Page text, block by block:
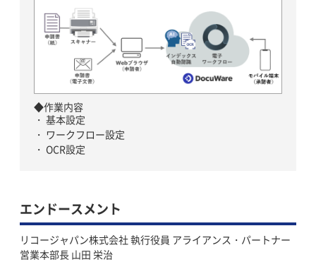
◆作業内容
基本設定
ワークフロー設定
OCR設定
エンドースメント
リコージャパン株式会社 執行役員 アライアンス・パートナー
営業本部長 山田 栄治